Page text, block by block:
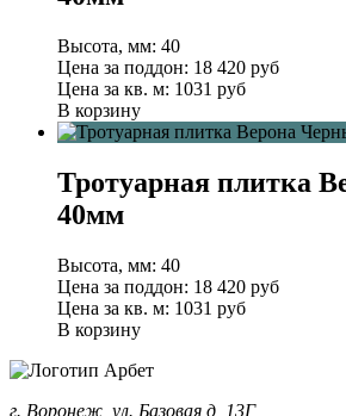
Высота, мм: 40
Цена за поддон: 18 420 руб
Цена за кв. м: 1031 руб
В корзину
Тротуарная плитка
40мм
Высота, мм: 40
Цена за поддон: 18 420 руб
Цена за кв. м: 1031 руб
В корзину
г. Воронеж, ул. Базовая д, 13Г